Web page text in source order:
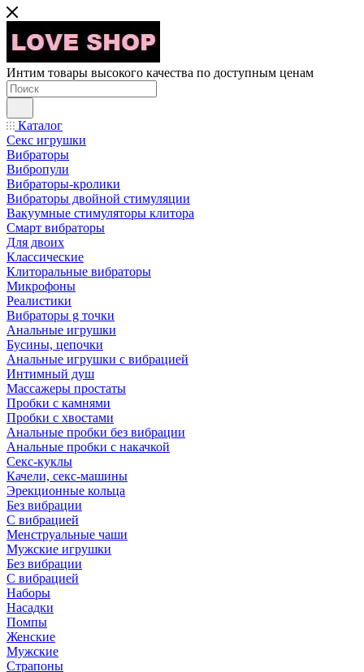
Интим товары высокого качества по доступным ценам
Каталог
Секс игрушки
Вибраторы
Вибропули
Вибраторы-кролики
Вибраторы двойной стимуляции
Вакуумные стимуляторы клитора
Смарт вибраторы
Для двоих
Классические
Клиторальные вибраторы
Микрофоны
Реалистики
Вибраторы g точки
Анальные игрушки
Бусины, цепочки
Анальные игрушки с вибрацией
Интимный душ
Массажеры простаты
Пробки с камнями
Пробки с хвостами
Анальные пробки без вибрации
Анальные пробки с накачкой
Секс-куклы
Качели, секс-машины
Эрекционные кольца
Без вибрации
С вибрацией
Менструальные чаши
Мужские игрушки
Без вибрации
С вибрацией
Наборы
Насадки
Помпы
Женские
Мужские
Страпоны